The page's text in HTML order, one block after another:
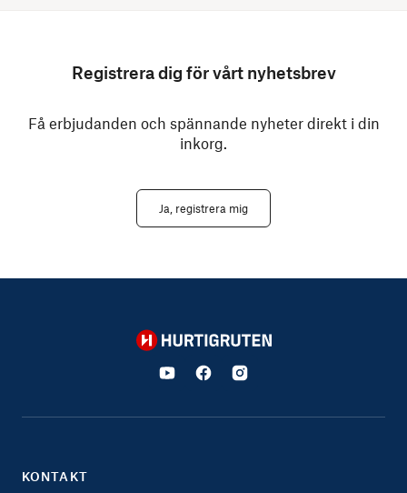
Registrera dig för vårt nyhetsbrev
Få erbjudanden och spännande nyheter direkt i din
inkorg.
Ja, registrera mig
Hurtigruten
KONTAKT